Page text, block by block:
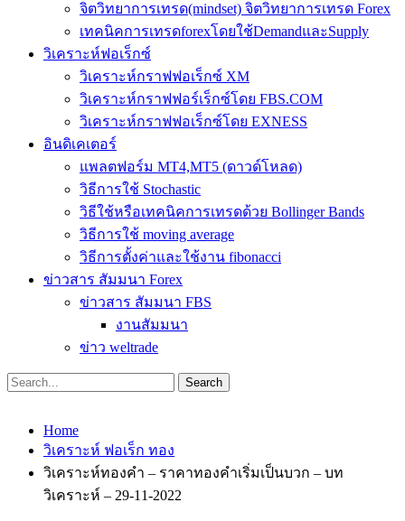
จิตวิทยาการเทรด(mindset) จิตวิทยาการเทรด Forex
เทคนิคการเทรดforexโดยใช้DemandและSupply
วิเคราะห์ฟอเร็กซ์
วิเคราะห์กราฟฟอเร็กซ์ XM
วิเคราะห์กราฟฟอร์เร็กซ์โดย FBS.COM
วิเคราะห์กราฟฟอเร็กซ์โดย EXNESS
อินดิเคเตอร์
แพลตฟอร์ม MT4,MT5 (ดาวด์โหลด)
วิธีการใช้ Stochastic
วิธีใช้หรือเทคนิคการเทรดด้วย Bollinger Bands
วิธีการใช้ moving average
วิธีการตั้งค่าและใช้งาน fibonacci
ข่าวสาร สัมมนา Forex
ข่าวสาร สัมมนา FBS
งานสัมมนา
ข่าว weltrade
Home
วิเคราะห์ ฟอเร็ก ทอง
วิเคราะห์ทองคำ – ราคาทองคำเริ่มเป็นบวก – บท
วิเคราะห์ – 29-11-2022